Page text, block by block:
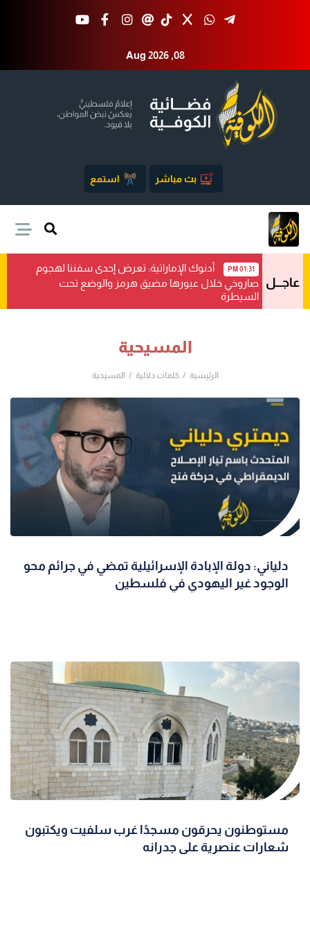
Aug 2026 ,08
بث مباشر استمع
عاجـــل
01:31 PM
أدنوك الإماراتية: تعرض إحدى سفننا لهجوم
صاروخي خلال عبورها مضيق هرمز والوضع تحت
السيطرة
المسيحية
الرئيسية كلمات دلالية المسيحية
دلياني: دولة الإبادة الإسرائيلية تمضي في جرائم محو
الوجود غير اليهودي في فلسطين
مستوطنون يحرقون مسجدًا غرب سلفيت ويكتبون
شعارات عنصرية على جدرانه